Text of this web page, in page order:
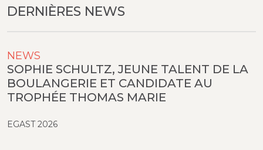
DERNIÈRES NEWS
NEWS
SOPHIE SCHULTZ, JEUNE TALENT DE LA
BOULANGERIE ET CANDIDATE AU
TROPHÉE THOMAS MARIE
EGAST 2026